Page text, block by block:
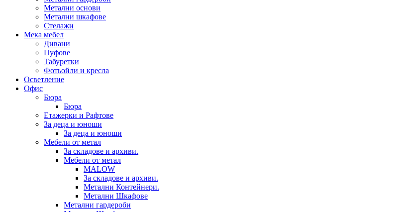
Метални основи
Метални шкафове
Стелажи
Мека мебел
Дивани
Пуфове
Табуретки
Фотьойли и кресла
Осветление
Офис
Бюра
Бюра
Етажерки и Рафтове
За деца и юноши
За деца и юноши
Мебели от метал
За складове и архиви.
Мебели от метал
MALOW
За складове и архиви.
Метални Контейнери.
Метални Шкафове
Метални гардероби